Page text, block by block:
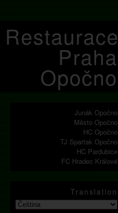
Restaurace
Praha
Opočno
Junák Opočno
Město Opočno
HC Opočno
TJ Spartak Opočno
HC Pardubice
FC Hradec Králové
Translation